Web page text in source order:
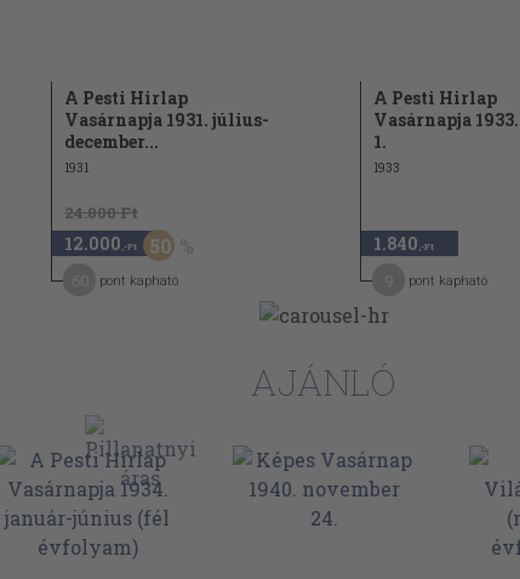
A Pesti Hirlap
Vasárnapja 1931. július-
december...
1931
24.000 Ft
12.000 ,-Ft 50
pont kapható
A Pesti Hirlap
Vasárnapja
1.
1933
1.840 ,-Ft
pont kapható
AJÁNLÓ